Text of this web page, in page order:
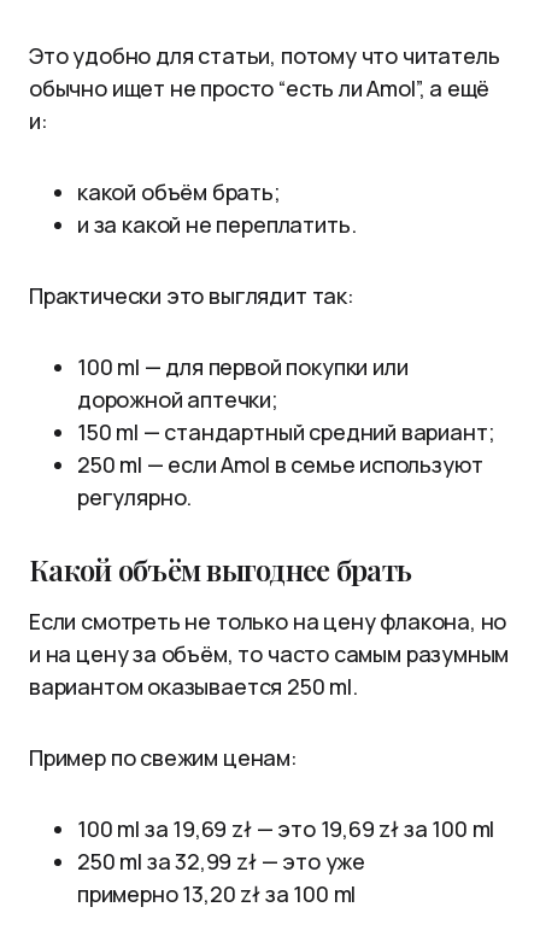
Это удобно для статьи, потому что читатель
обычно ищет не просто “есть ли Amol”, а ещё
и:
какой объём брать;
и за какой не переплатить.
Практически это выглядит так:
100 ml — для первой покупки или
дорожной аптечки;
150 ml — стандартный средний вариант;
250 ml — если Amol в семье используют
регулярно.
Какой объём выгоднее брать
Если смотреть не только на цену флакона, но
и на цену за объём, то часто самым разумным
вариантом оказывается 250 ml.
Пример по свежим ценам:
100 ml за 19,69 zł — это 19,69 zł за 100 ml
250 ml за 32,99 zł — это уже
примерно 13,20 zł за 100 ml